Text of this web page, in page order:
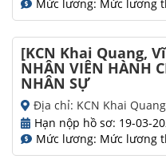
Mức lương: Mức lương
[KCN Khai Quang,
NHÂN VIÊN HÀNH
NHÂN SỰ
Địa chỉ: KCN Khai
Hạn nộp hồ sơ: 19-03-
Mức lương: Mức lương